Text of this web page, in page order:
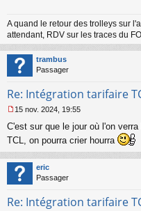
l
u
A quand le retour des trolleys sur
attendant, RDV sur les traces du
trambus
Passager
Re: Intégration tarifaire
e
s
a
g
e
o
15 nov. 2024, 19:55
C'est sur que le jour où l'on
TCL, on pourra crier hourra
eric
Passager
Re: Intégration tarifaire